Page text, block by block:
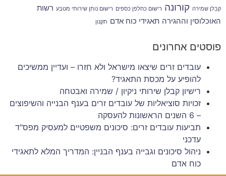
קבלן שמירה קורונה רישום כחלפן כספים רישום נותן שירותי מטבע רשות
האוכלוסין וההגירה תאגידי כוח אדם תקנון
פוסטים אחרונים
עובדים זרים שיצאו מישראל ולא חזרו – ועדיין ממשיכים
להופיע על מכסת התאגיד?
רישיון קבלן שירותי ניקיון / שמירה ואבטחה
זכויות סוציאליות של עובדים זרים בענף הבנייה והשיפוצים
– 6 השנים הראשונות להעסקה
תביעות עובדים זרים: סיכונים משפטיים למעסיק מפס"ד
עדכני
ניהול סיכונים וגבייה בענף הבניין: המדריך המלא לתאגידי
כוח אדם